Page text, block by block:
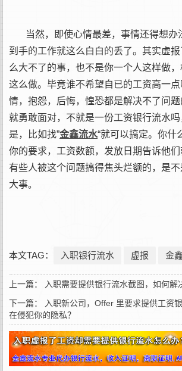
当然，即使心情最差，事情还得想办
到手的工作就这么白白的丢了。其实虚
么大不了的事，也不是你一个人这样做
这么做。毕竟谁不希望自已的工资高一
情，抱怨，后悔，惶恐都是解决不了问题
就勇敢面对，不就是一份工资银行流水
是，比如找”金鑫流水“就可以搞定。你什
你的要求，工资数额，发放日期告诉他们
有些人被这个问题搞得焦头烂额的，是
大事。
本文TAG： 入职银行流水 虚报 金
上一篇：
入职需要提供银行流水截图，如何解
下一篇：
入职新公司，Offer 里要求提供工资
在侵犯你的隐私？